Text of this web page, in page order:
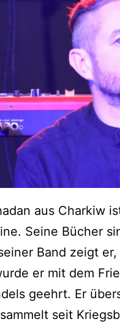
aus Charkiw
Seine Bücher
Band zeigt
er mit dem
geehrt. Er
seit